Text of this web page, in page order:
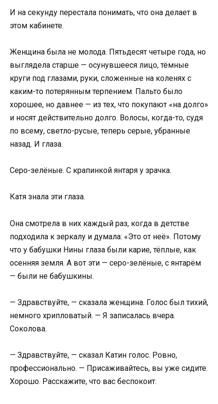
И на секунду перестала понимать, что она делает в
этом кабинете.
Женщина была не молода. Пятьдесят четыре года, но
выглядела старше — осунувшееся лицо, тёмные
круги под глазами, руки, сложенные на коленях с
каким-то потерянным терпением. Пальто было
хорошее, но давнее — из тех, что покупают «на долго»
и носят действительно долго. Волосы, когда-то, судя
по всему, светло-русые, теперь серые, убранные
назад. И глаза.
Серо-зелёные. С крапинкой янтаря у зрачка.
Катя знала эти глаза.
Она смотрела в них каждый раз, когда в детстве
подходила к зеркалу и думала: «Это от неё». Потому
что у бабушки Нины глаза были карие, тёплые, как
осенняя земля. А вот эти — серо-зелёные, с янтарём
— были не бабушкины.
— Здравствуйте, — сказала женщина. Голос был тихий,
немного хрипловатый. — Я записалась вчера.
Соколова.
— Здравствуйте, — сказал Катин голос. Ровно,
профессионально. — Присаживайтесь, вы уже сидите.
Хорошо. Расскажите, что вас беспокоит.